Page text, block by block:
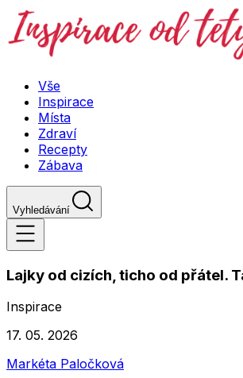
Vše
Inspirace
Místa
Zdraví
Recepty
Zábava
Vyhledávání
Lajky od cizích, ticho od přátel.
Inspirace
17. 05. 2026
Markéta Paločková